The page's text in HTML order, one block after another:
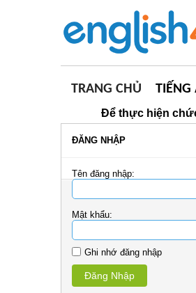
TRANG CHỦ TIẾNG
Để thực hiện
ĐĂNG NHẬP
Tên đăng nhập:
Mật khẩu:
Ghi nhớ đăng nhập
Đăng Nhập